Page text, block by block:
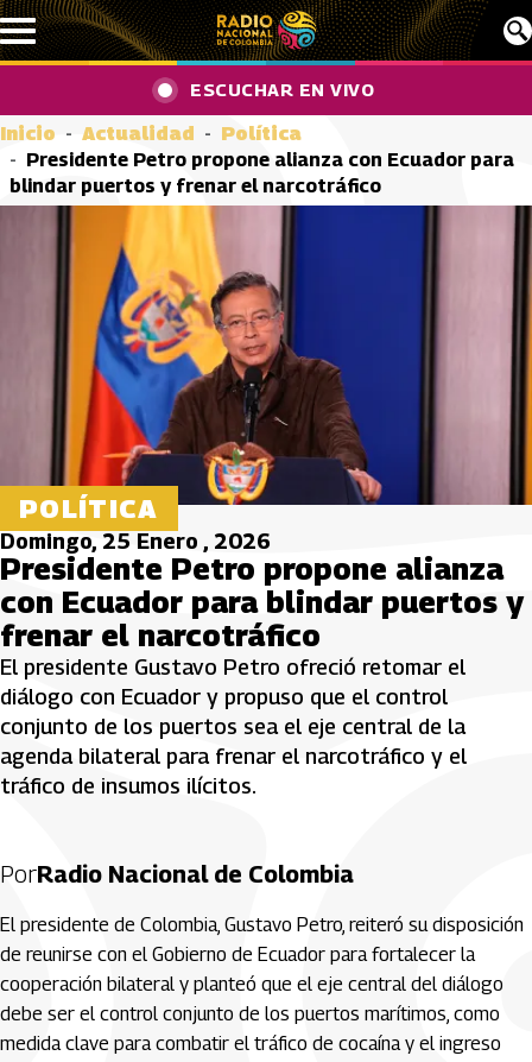
Pasar al contenido principal
ESCUCHAR EN VIVO
Inicio Actualidad
Política
Presidente Petro propone alianza con Ecuador para
blindar puertos y frenar el narcotráfico
POLÍTICA
Domingo, 25 Enero , 2026
Presidente Petro propone alianza
con Ecuador para blindar puertos y
frenar el narcotráfico
El presidente Gustavo Petro ofreció retomar el
diálogo con Ecuador y propuso que el control
conjunto de los puertos sea el eje central de la
agenda bilateral para frenar el narcotráfico y el
tráfico de insumos ilícitos.
PorRadio Nacional de Colombia
El presidente de Colombia, Gustavo Petro, reiteró su disposición
de reunirse con el Gobierno de Ecuador para fortalecer la
cooperación bilateral y planteó que el eje central del diálogo
debe ser el control conjunto de los puertos marítimos, como
medida clave para combatir el tráfico de cocaína y el ingreso